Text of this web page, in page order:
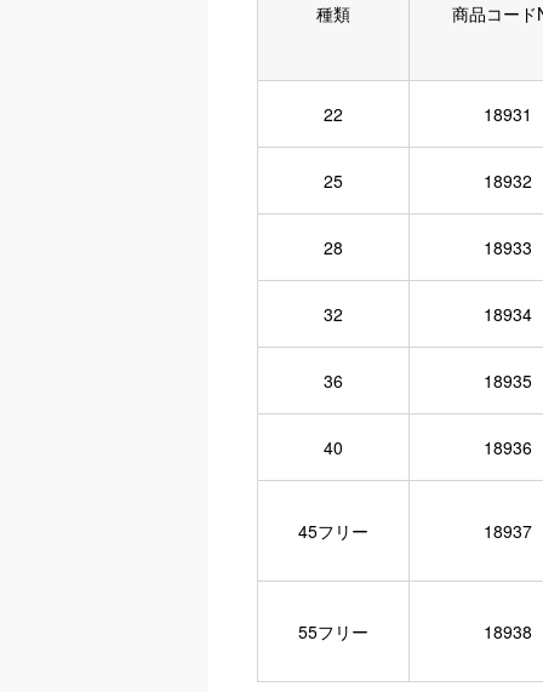
種類 商品コード
22 18931
25 18932
28 18933
32 18934
36 18935
40 18936
45フリー 18937
55フリー 18938